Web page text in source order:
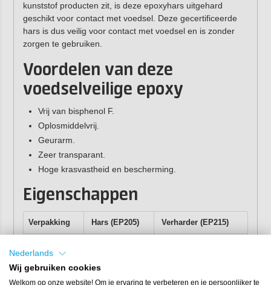
kunststof producten zit, is deze epoxyhars uitgehard
geschikt voor contact met voedsel. Deze gecertificeerde
hars is dus veilig voor contact met voedsel en is zonder
zorgen te gebruiken.
Voordelen van deze
voedselveilige epoxy
Vrij van bisphenol F.
Oplosmiddelvrij.
Geurarm.
Zeer transparant.
Hoge krasvastheid en bescherming.
Eigenschappen
Verpakking Hars (EP205) Verharder (EP215)
8 kg 5 kg
Nederlands
Wij gebruiken cookies
Welkom op onze website! Om je ervaring te verbeteren en je persoonlijker te